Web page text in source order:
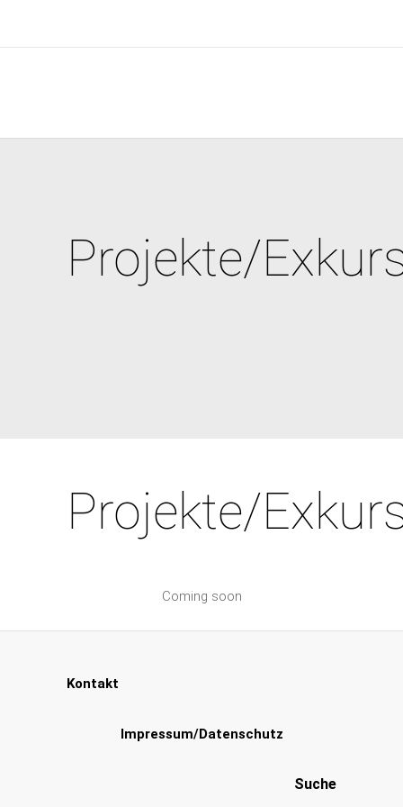
Projekte/
Projekte/
Coming soon
Kontakt
Impressum/Datenschutz
Suche